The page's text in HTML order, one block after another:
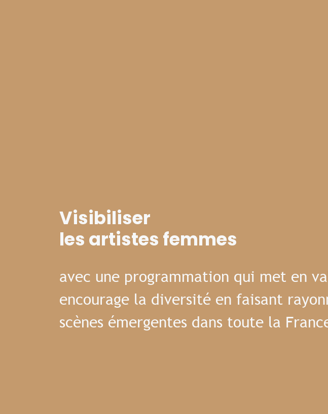
Visibiliser
les artistes femmes
avec une programmation qui met en
encourage la diversité en faisant
scènes émergentes dans toute la